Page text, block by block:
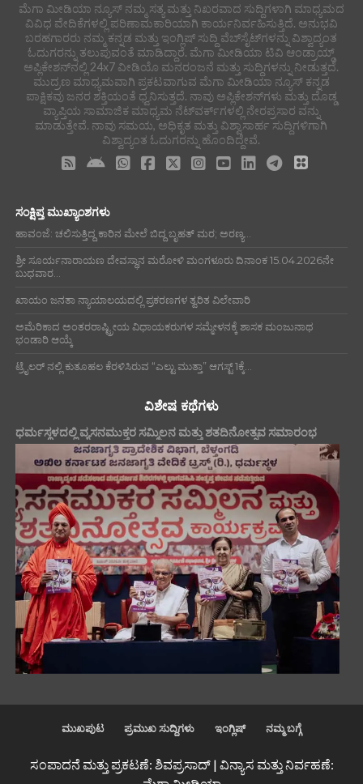
ಮೆಗಾ ಮೀಡಿಯಾ ನ್ಯೂಸ್ ನಮ್ಮ ಸತ್ಯ ಮತ್ತು ನಿಖರವಾದ ಸುದ್ದಿಗಳಾಗಿ ಮಾಧ್ಯಮದ
ವಿವಿಧ ವೇದಿಕೆಗಳಲ್ಲಿ ಪರಿಣಾಮಕಾರಿಯಾಗಿ ಕಾರ್ಯನಿರ್ವಹಿಸುತ್ತಿದೆ. ಅನುಭವಿ
ಬರಹಗಾರರು ನಮ್ಮ ಕನ್ನಡ ಮತ್ತು ಇಂಗ್ಲಿಷ್ ಸುದ್ದಿ ವೆಬ್‌ಸೈಟ್‌ಗಳನ್ನು ವಿಶ್ವಾದ್ಯಂತ
ಓದುಗರನ್ನು ತಲುಪುವಂತೆ ಮಾಡಿದ್ದಾರೆ. ಮೆಗಾ ಮೀಡಿಯಾ ಟಿವಿ ಆಂಡ್ರಾಯ್ಡ್
ಅಪ್ಲಿಕೇಶನ್‌ನಲ್ಲಿ 24x7 ವೀಡಿಯೊ ಮನರಂಜನೆ ಮತ್ತು ಸುದ್ದಿಗಳನ್ನು ನೀಡುತ್ತದೆ.
ಮುದ್ರಣ ಮಾಧ್ಯಮವಾಗಿ ಪ್ರಕಟವಾಗುವ ಮೆಗಾ ಮೀಡಿಯಾ ನ್ಯೂಸ್ ಕನ್ನಡ
ಪಾಕ್ಷಿಕವು ಜನರ ಶಕ್ತಿಯಂತೆ ಧ್ವನಿಸುತ್ತದೆ. ನಾವು ಅಪ್ಲಿಕೇಶನ್‌ಗಳು ಮತ್ತು ದೊಡ್ಡ
ವ್ಯಾಪ್ತಿಯ ಸಾಮಾಜಿಕ ಮಾಧ್ಯಮ ನೆಟ್‌ವರ್ಕ್‌ಗಳಲ್ಲಿ ನೇರಪ್ರಸಾರ ವನ್ನು
ಮಾಡುತ್ತೇವೆ. ನಾವು ಸಮಯ, ಅಧಿಕೃತ ಮತ್ತು ವಿಶ್ವಾಸಾರ್ಹ ಸುದ್ದಿಗಳಿಗಾಗಿ
ವಿಶ್ವಾದ್ಯಂತ ಓದುಗರನ್ನು ಹೊಂದಿದ್ದೇವೆ.
ಸಂಕ್ಷಿಪ್ತ ಮುಖ್ಯಾಂಶಗಳು
ಹಾವಂಜೆ: ಚಲಿಸುತ್ತಿದ್ದ ಕಾರಿನ ಮೇಲೆ ಬಿದ್ದ ಬೃಹತ್ ಮರ; ಅರಣ್ಯ...
ಶ್ರೀ ಸೂರ್ಯನಾರಾಯಣ ದೇವಸ್ಥಾನ ಮರೋಳಿ ಮಂಗಳೂರು ದಿನಾಂಕ 15.04.2026ನೇ
ಬುಧವಾರ...
ಖಾಯಂ ಜನತಾ ನ್ಯಾಯಾಲಯದಲ್ಲಿ ಪ್ರಕರಣಗಳ ತ್ವರಿತ ವಿಲೇವಾರಿ
ಅಮೆರಿಕಾದ ಅಂತರರಾಷ್ಟ್ರೀಯ ವಿಧಾಯಕರುಗಳ ಸಮ್ಮೇಳನಕ್ಕೆ ಶಾಸಕ ಮಂಜುನಾಥ
ಭಂಡಾರಿ ಆಯ್ಕೆ
ಟ್ರೈಲರ್ ನಲ್ಲಿ ಕುತೂಹಲ ಕೆರಳಿಸಿರುವ “ಎಲ್ಟು ಮುತ್ತಾ” ಆಗಸ್ಟ್ 1ಕ್ಕೆ...
ವಿಶೇಷ ಕಥೆಗಳು
ಧರ್ಮಸ್ಥಳದಲ್ಲಿ ವ್ಯಸನಮುಕ್ತರ ಸಮ್ಮಿಲನ ಮತ್ತು ಶತದಿನೋತ್ಸವ ಸಮಾರಂಭ
ಮುಖಪುಟ ಪ್ರಮುಖ ಸುದ್ದಿಗಳು ಇಂಗ್ಲಿಷ್ ನಮ್ಮ ಬಗ್ಗೆ
ಸಂಪಾದನೆ ಮತ್ತು ಪ್ರಕಟಣೆ: ಶಿವಪ್ರಸಾದ್ | ವಿನ್ಯಾಸ ಮತ್ತು ನಿರ್ವಹಣೆ: